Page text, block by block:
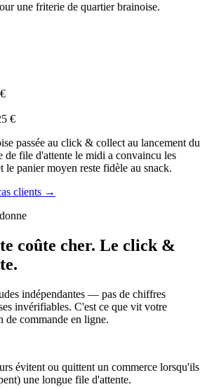
une friterie de quartier brainoise.
€
passée au click & collect au lancement du
de file d'attente le midi a convaincu les
le panier moyen reste fidèle au snack.
clients →
coûte cher. Le click &
indépendantes — pas de chiffres
invérifiables. C'est ce que vit votre
de commande en ligne.
évitent ou quittent un commerce lorsqu'ils
une longue file d'attente.